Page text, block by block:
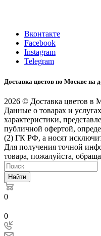
Вконтакте
Facebook
Instagram
Telegram
Доставка цветов по Москве на
2026 © Доставка цветов в
Данные о товарах и
характеристики,
публичной офертой,
(2) ГК РФ, а носят
Для получения точной
товара, пожалуйста,
Найти
0
0